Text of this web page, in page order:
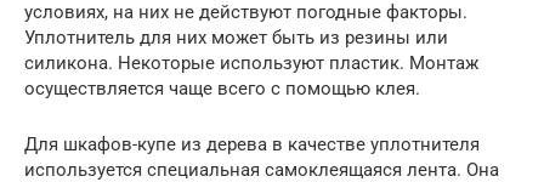
условиях, на них не действуют погодные факторы.
Уплотнитель для них может быть из резины или
силикона. Некоторые используют пластик. Монтаж
осуществляется чаще всего с помощью клея.
Для шкафов-купе из дерева в качестве уплотнителя
используется специальная самоклеящаяся лента. Она